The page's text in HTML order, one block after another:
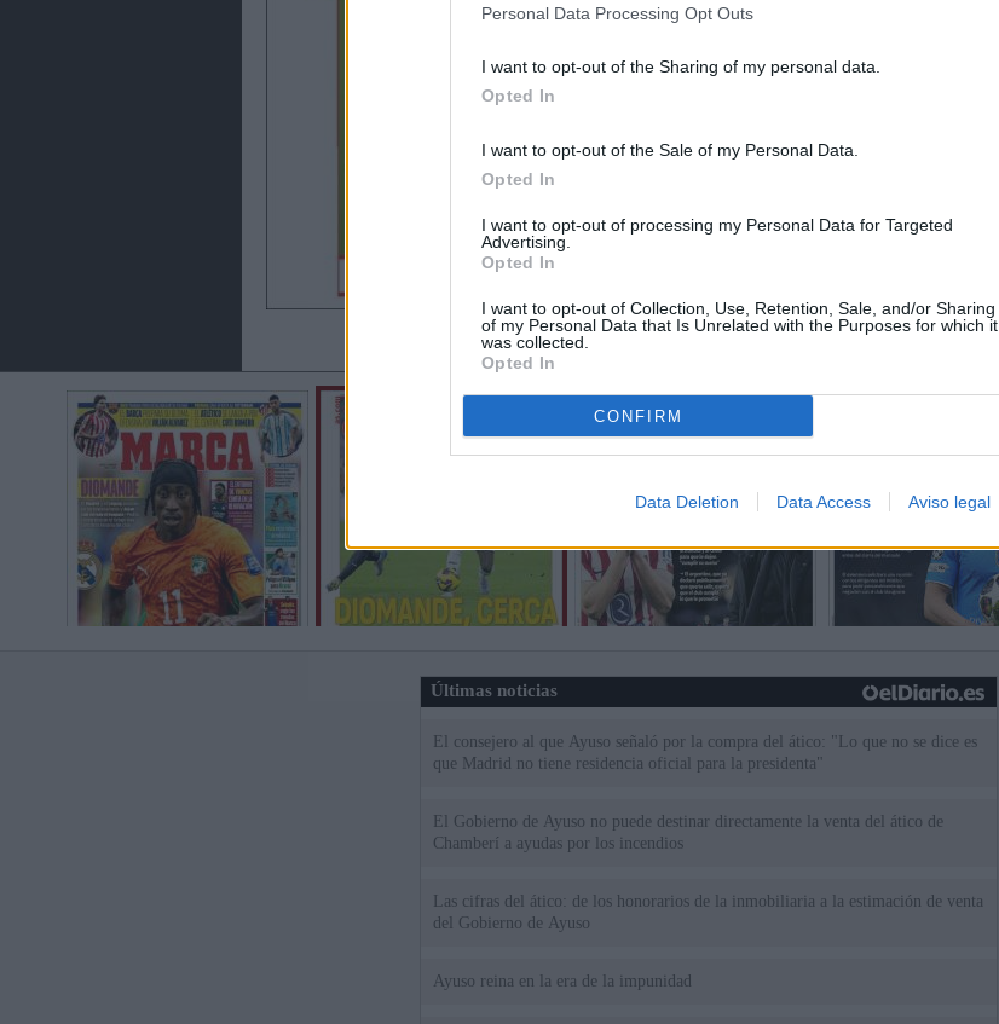
Personal Data Processing Opt Outs
I want to opt-out of the Sharing of my personal data.
Opted In
I want to opt-out of the Sale of my Personal Data.
Opted In
I want to opt-out of processing my Personal Data for Targeted
Advertising.
Opted In
I want to opt-out of Collection, Use, Retention, Sale, and/or Sharing
of my Personal Data that Is Unrelated with the Purposes for which it
was collected.
Opted In
CONFIRM
Data Deletion Data Access Aviso legal
Últimas noticias
El consejero al que Ayuso señaló por la compra del ático: "Lo que no se dice es
que Madrid no tiene residencia oficial para la presidenta"
El Gobierno de Ayuso no puede destinar directamente la venta del ático de
Chamberí a ayudas por los incendios
Las cifras del ático: de los honorarios de la inmobiliaria a la estimación de venta
del Gobierno de Ayuso
Ayuso reina en la era de la impunidad